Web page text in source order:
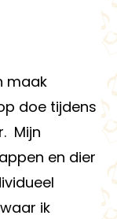
maak
doe tijdens
Mijn
en dier
ik